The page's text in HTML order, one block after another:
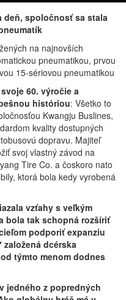
deň, spoločnosť sa stala
na najnovších
pneumatikou, prvou
15-sériovou pneumatikou
60. výročie a
históriou: Všetko to
Kwangju Buslines,
kvality dostupných
dopravu. Majiteľ
svoj vlastný závod na
Tire Co. a čoskoro nato
ktorá bola kedy vyrobená
vzťahy s veľkým
bola tak schopná rozšíriť
podporiť expanziu
dcérska
týmto menom dodnes
jedného z popredných